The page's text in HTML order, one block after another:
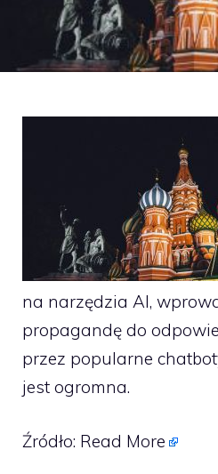
na narzędzia AI,
propagandę do
przez popularne
jest ogromna.
Źródło: Read More